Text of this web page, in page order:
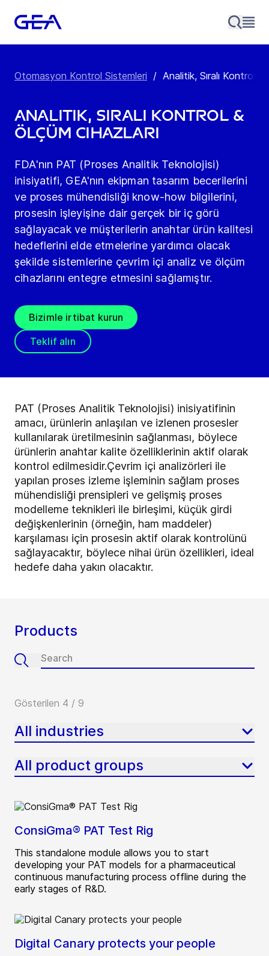
Otomasyon Kontrol Sistemleri / Analitik, Sıralı Kontrol
Analitik, Sıralı Kontrol &
Ölçüm Cihazları
FDA'nın PAT (Proses Analitik Teknolojisi)
inisiyatifi, GEA'nın ekipman tasarım becerilerini
ve proses mühendisliği know-how bilgilerini,
prosesin işleyişine dair gerçek bir iç görü
sağlayacak ve müşterilerin anahtar ürün kalitesi
hedeflerini elde etmelerine yardımcı olacak
şekilde sistemlerine çevrim içi analiz ve ölçüm
cihazlarını entegre etmesini sağlamıştır.
Bizimle irtibat kurun
Teklif alın
PAT (Proses Analitik Teknolojisi) inisiyatifinin
amacı, ürünlerin anlaşılan ve izlenen prosesler
kullanılarak üretilmesinin sağlanması, böylece
ürünlerin anahtar kalite özelliklerinin aktif olarak
kontrol edilmesidir.Çevrim içi analizörleri ile
yapılan proses izleme işleminin sağlam proses
mühendisliği prensipleri ve gelişmiş proses
modelleme teknikleri ile birleşimi, küçük girdi
değişkenlerinin (örneğin, ham maddeler)
karşılaması için prosesin aktif olarak kontrolünü
sağlayacaktır, böylece nihai ürün özellikleri, ideal
hedefe daha yakın olacaktır.
Products
Gösterilen 4 / 9
All industries
All product groups
ConsiGma® PAT Test Rig
This standalone module allows you to start
developing your PAT models for a pharmaceutical
continuous manufacturing process offline during the
early stages of R&D.
Digital Canary protects your people